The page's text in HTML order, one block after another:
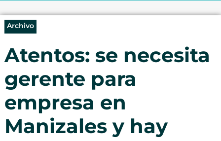
Archivo
Atentos: se necesita
gerente para
empresa en
Manizales y hay